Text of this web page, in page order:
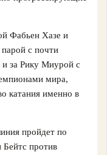
Фабьен Хазе и
с почти
и за Рику Миурой с
мира,
катания именно в
пройдет по
против